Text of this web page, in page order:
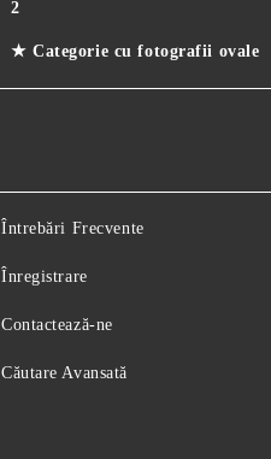
2
★ Categorie cu fotografii ovale
Întrebări Frecvente
Înregistrare
Contactează-ne
Căutare Avansată